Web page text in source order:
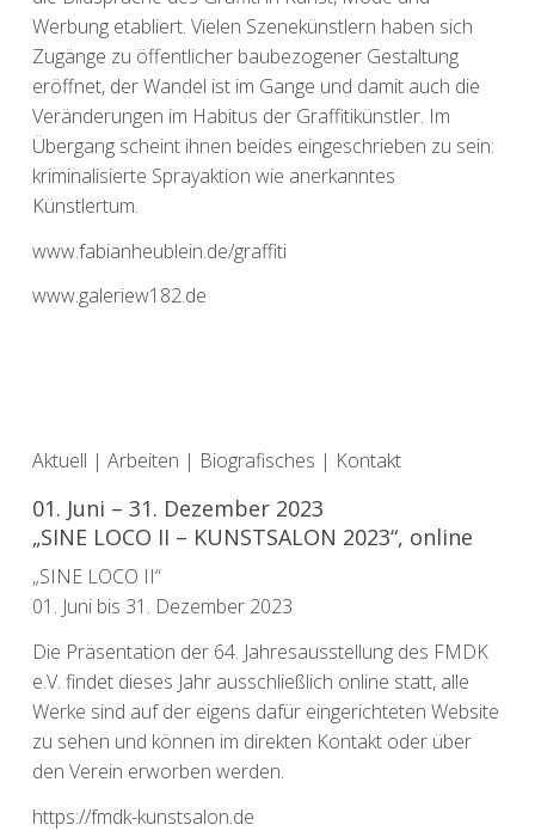
Werbung etabliert. Vielen Szenekünstlern haben sich
Zugänge zu öffentlicher baubezogener Gestaltung
eröffnet, der Wandel ist im Gange und damit auch die
Veränderungen im Habitus der Graffitikünstler. Im
Übergang scheint ihnen beides eingeschrieben zu sein:
kriminalisierte Sprayaktion wie anerkanntes
Künstlertum.
www.fabianheublein.de/graffiti
www.galeriew182.de
Aktuell | Arbeiten | Biografisches | Kontakt
01. Juni – 31. Dezember 2023
„SINE LOCO II – KUNSTSALON 2023“, online
„SINE LOCO II“
01. Juni bis 31. Dezember 2023
Die Präsentation der 64. Jahresausstellung des FMDK
e.V. findet dieses Jahr ausschließlich online statt, alle
Werke sind auf der eigens dafür eingerichteten Website
zu sehen und können im direkten Kontakt oder über
den Verein erworben werden.
https://fmdk-kunstsalon.de